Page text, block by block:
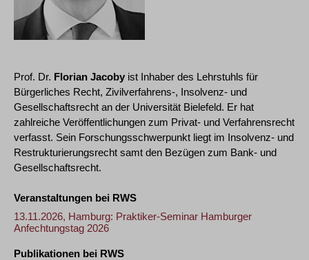
Prof. Dr. Florian Jacoby ist Inhaber des Lehrstuhls für
Bürgerliches Recht, Zivilverfahrens-, Insolvenz- und
Gesellschaftsrecht an der Universität Bielefeld. Er hat
zahlreiche Veröffentlichungen zum Privat- und Verfahrensrecht
verfasst. Sein Forschungsschwerpunkt liegt im Insolvenz- und
Restrukturierungsrecht samt den Bezügen zum Bank- und
Gesellschaftsrecht.
Veranstaltungen bei RWS
13.11.2026, Hamburg: Praktiker-Seminar Hamburger
Anfechtungstag 2026
Publikationen bei RWS